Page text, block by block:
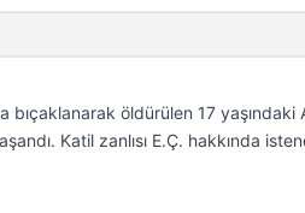
bıçaklanarak öldürülen 17
Katil zanlısı E.Ç. hakkında